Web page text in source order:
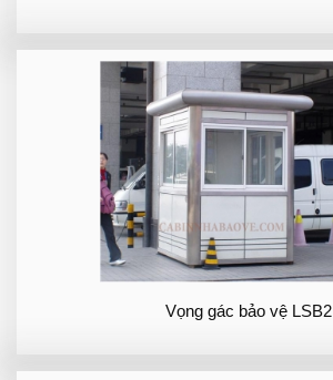
Vọng gác bảo vệ LSB2